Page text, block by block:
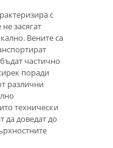
с
засягат
Вените са
частично
поради
различни
технически
да доведат до